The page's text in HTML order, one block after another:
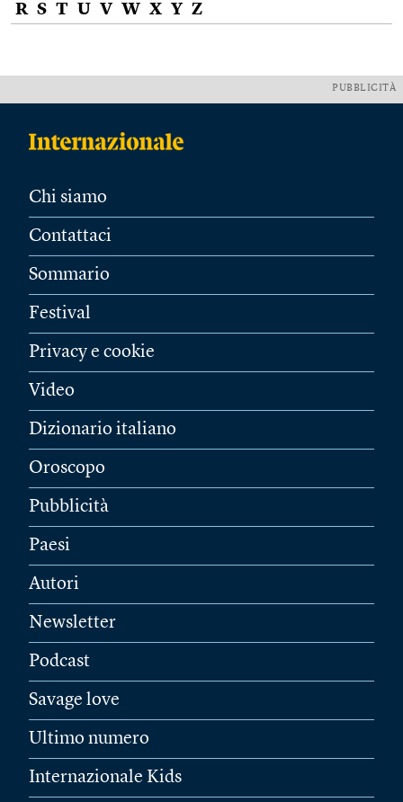
R S T U V W X Y Z
PUBBLICITÀ
Chi siamo
Contattaci
Sommario
Festival
Privacy e cookie
Video
Dizionario italiano
Oroscopo
Pubblicità
Paesi
Autori
Newsletter
Podcast
Savage love
Ultimo numero
Internazionale Kids